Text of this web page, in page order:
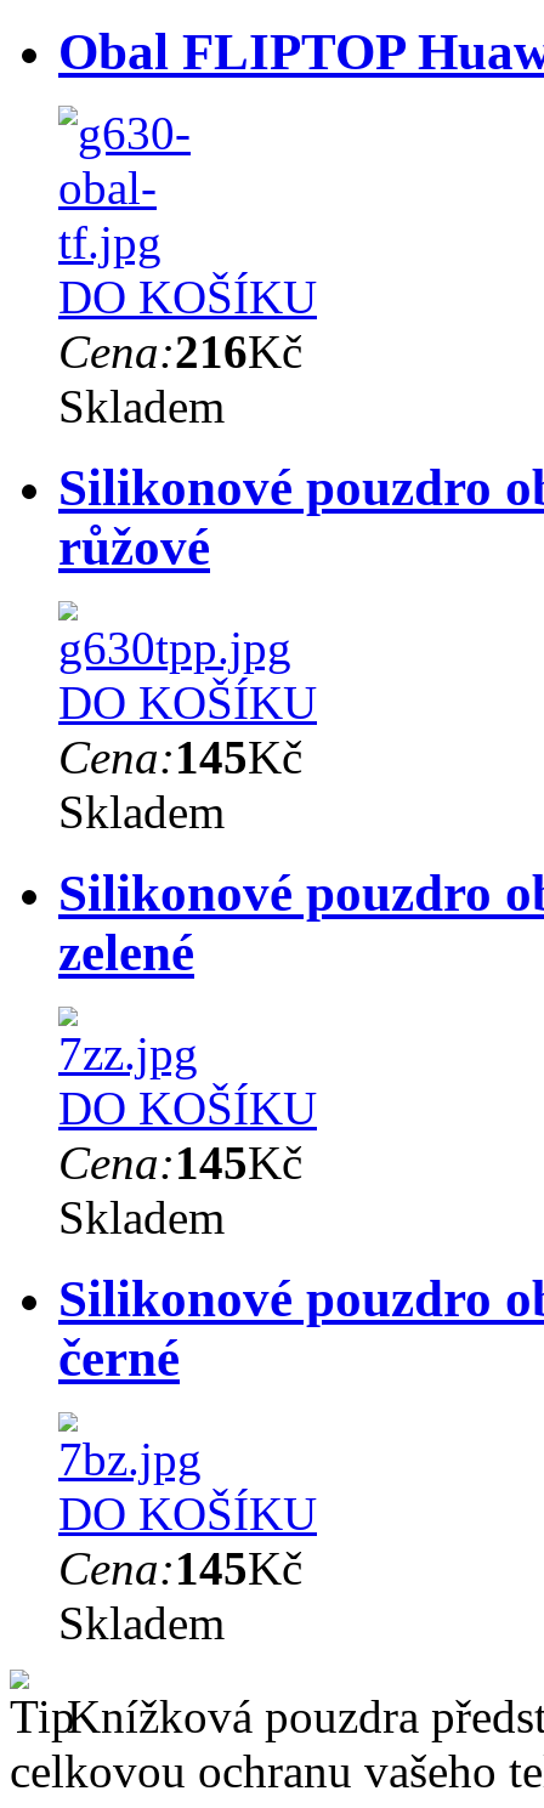
Obal FLIPTOP
DO KOŠÍKU
Cena:216Kč
Skladem
Silikonové pouzdro
růžové
DO KOŠÍKU
Cena:145Kč
Skladem
Silikonové pouzdro
zelené
DO KOŠÍKU
Cena:145Kč
Skladem
Silikonové pouzdro
černé
DO KOŠÍKU
Cena:145Kč
Skladem
Knížková pouzdra
celkovou ochranu vašeho